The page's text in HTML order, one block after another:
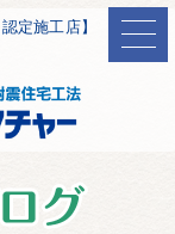
定施工店】